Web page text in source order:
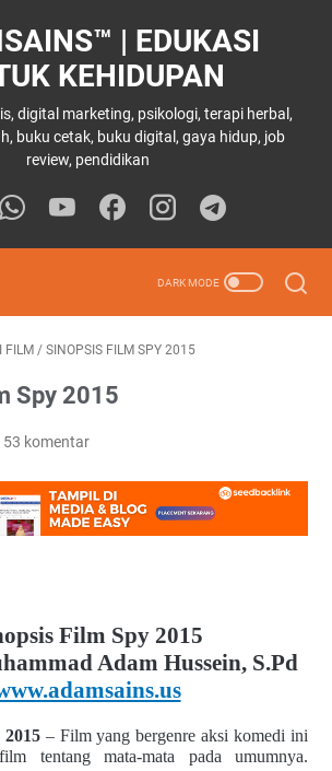
| EDUKASI
KEHIDUPAN
digital marketing, psikologi, terapi herbal,
buku cetak, buku digital, gaya hidup, job
review, pendidikan
FILM / SINOPSIS FILM SPY 2015
Spy 2015
53 komentar
Film Spy 2015
Adam Hussein, S.Pd
– Film yang bergenre aksi komedi ini
tentang mata-mata pada umumnya.